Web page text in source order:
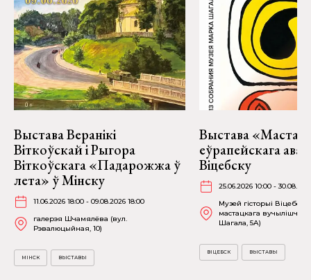
Выстава Веранікі
Віткоўскай і Рыгора
Віткоўскага «Падарожжа ў
лета» ў Мінску
11.06.2026 18:00 - 09.08.2026 18:00
галерэя Шчамялёва (вул.
Рэвалюцыйная, 10)
МІНСК ВЫСТАВЫ
Выстава «Мастакі
еўрапейскага
Віцебску
25.06.2026 10:00 -
Музей гісторыі
мастацкага вучылішча
Шагала, 5А)
ВІЦЕБСК ВЫСТАВЫ